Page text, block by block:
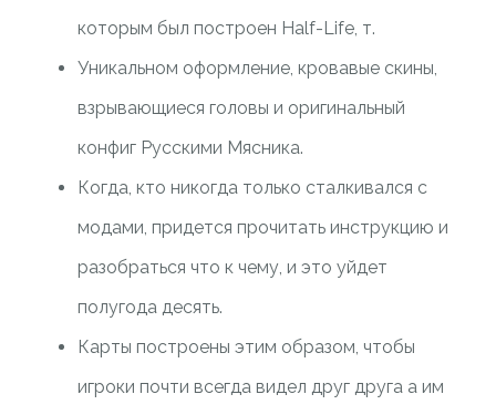
которым был построен Half-Life, т.
Уникальном оформление, кровавые скины,
взрывающиеся головы и оригинальный
конфиг Русскими Мясника.
Когда, кто никогда только сталкивался с
модами, придется прочитать инструкцию и
разобраться что к чему, и это уйдет
полугода десять.
Карты построены этим образом, чтобы
игроки почти всегда видел друг друга а им